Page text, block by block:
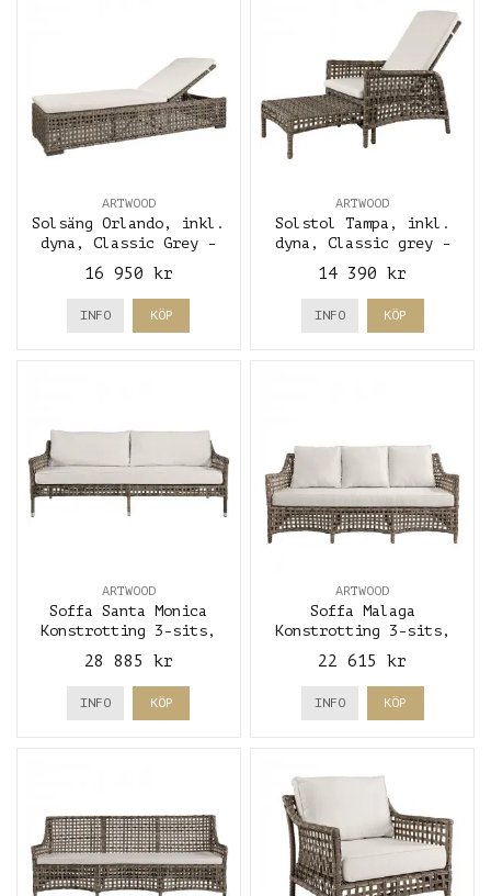
ARTWOOD
Solsäng Orlando, inkl.
dyna, Classic Grey -
Artwood
16 950 kr
INFO KÖP
ARTWOOD
Solstol Tampa, inkl.
dyna, Classic grey -
Artwood
14 390 kr
INFO KÖP
ARTWOOD
Soffa Santa Monica
Konstrotting 3-sits,
inkl. dynor, classic
grey - Artwood
28 885 kr
INFO KÖP
ARTWOOD
Soffa Malaga
Konstrotting 3-sits,
inkl. dynor, Classic
grey - Artwood
22 615 kr
INFO KÖP